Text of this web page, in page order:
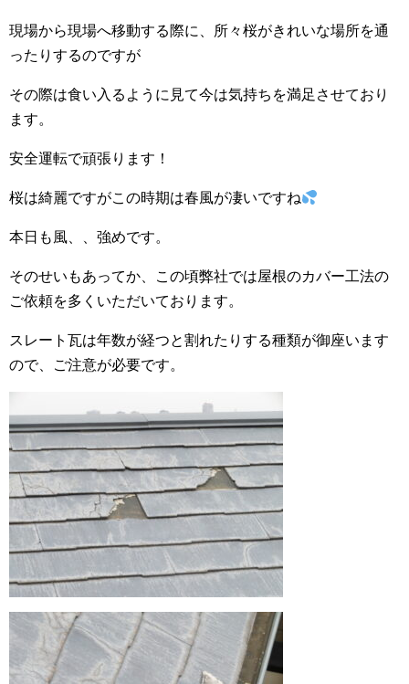
現場から現場へ移動する際に、所々桜がきれいな場所を通
ったりするのですが
その際は食い入るように見て今は気持ちを満足させており
ます。
安全運転で頑張ります！
桜は綺麗ですがこの時期は春風が凄いですね
本日も風、、強めです。
そのせいもあってか、この頃弊社では屋根のカバー工法の
ご依頼を多くいただいております。
スレート瓦は年数が経つと割れたりする種類が御座います
ので、ご注意が必要です。